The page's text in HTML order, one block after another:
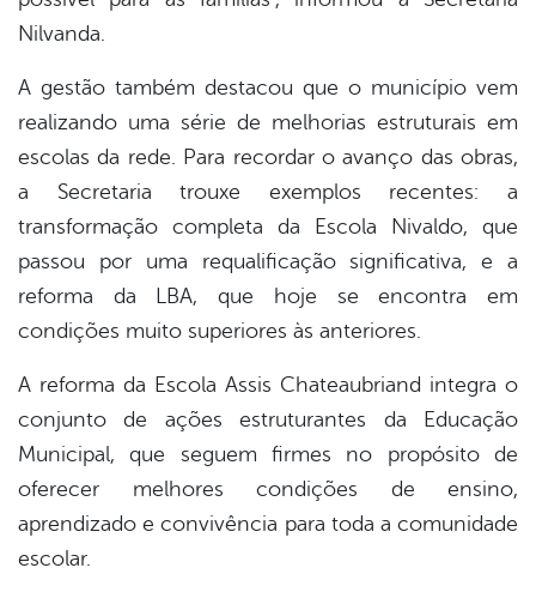
Nilvanda.
A gestão também destacou que o município vem
realizando uma série de melhorias estruturais em
escolas da rede. Para recordar o avanço das obras,
a Secretaria trouxe exemplos recentes: a
transformação completa da Escola Nivaldo, que
passou por uma requalificação significativa, e a
reforma da LBA, que hoje se encontra em
condições muito superiores às anteriores.
A reforma da Escola Assis Chateaubriand integra o
conjunto de ações estruturantes da Educação
Municipal, que seguem firmes no propósito de
oferecer melhores condições de ensino,
aprendizado e convivência para toda a comunidade
escolar.